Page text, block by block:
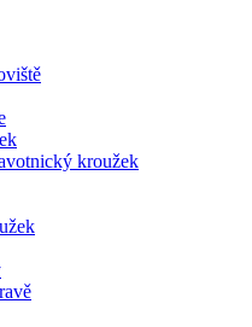
kroužek